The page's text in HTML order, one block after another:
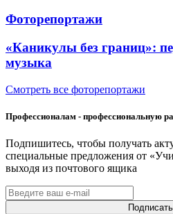
Фоторепортажи
«Каникулы без границ»:
музыка
Смотреть все фоторепортажи
Профессионалам - профессиональную
Подпишитесь, чтобы получать
специальные предложения от
выходя из почтового ящика